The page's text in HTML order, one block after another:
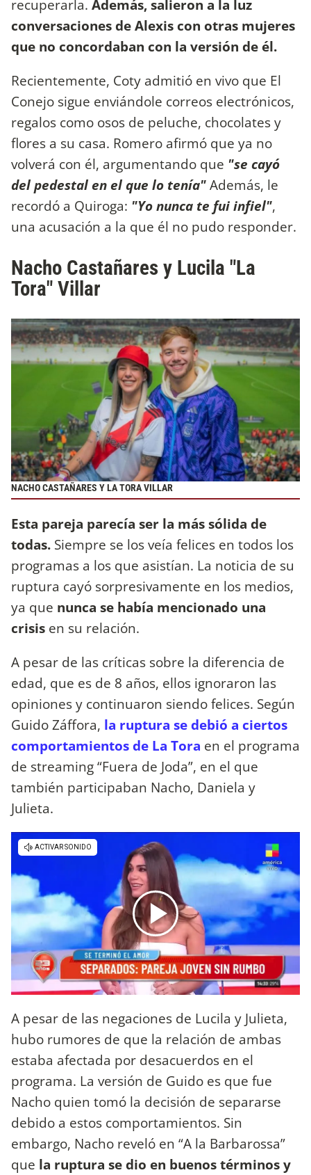
recuperarla. Además, salieron a la luz
conversaciones de Alexis con otras mujeres
que no concordaban con la versión de él.
Recientemente, Coty admitió en vivo que El
Conejo sigue enviándole correos electrónicos,
regalos como osos de peluche, chocolates y
flores a su casa. Romero afirmó que ya no
volverá con él, argumentando que "se cayó
del pedestal en el que lo tenía"Además, le
recordó a Quiroga: "Yo nunca te fui infiel",
una acusación a la que él no pudo responder.
Nacho Castañares y Lucila "La
Tora" Villar
NACHO CASTAÑARES Y LA TORA VILLAR
Esta pareja parecía ser la más sólida de
todas. Siempre se los veía felices en todos los
programas a los que asistían. La noticia de su
ruptura cayó sorpresivamente en los medios,
ya que nunca se había mencionado una
crisis en su relación.
A pesar de las críticas sobre la diferencia de
edad, que es de 8 años, ellos ignoraron las
opiniones y continuaron siendo felices. Según
Guido Záffora, la ruptura se debió a ciertos
comportamientos de La Tora en el programa
de streaming “Fuera de Joda”, en el que
también participaban Nacho, Daniela y
Julieta.
A pesar de las negaciones de Lucila y Julieta,
hubo rumores de que la relación de ambas
estaba afectada por desacuerdos en el
programa. La versión de Guido es que fue
Nacho quien tomó la decisión de separarse
debido a estos comportamientos. Sin
embargo, Nacho reveló en “A la Barbarossa”
que la ruptura se dio en buenos términos y